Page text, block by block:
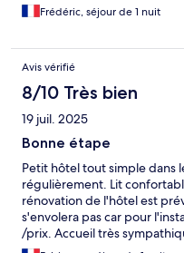
Frédéric, séjour de 1 nuit
Avis vérifié
8/10 Très bien
19 juil. 2025
Bonne étape
Petit hôtel tout simple dans
régulièrement. Lit
rénovation de l'hôtel est
s'envolera pas car pour
/prix. Accueil très